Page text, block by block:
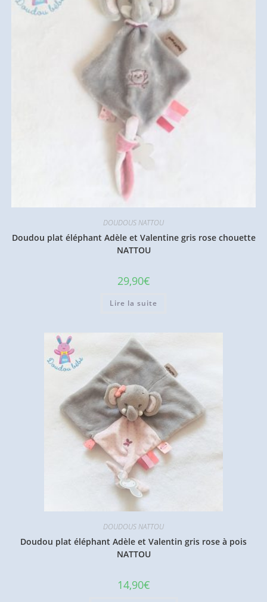
DOUDOUS NATTOU
Doudou plat éléphant Adèle et Valentine gris rose chouette
NATTOU
29,90€
Lire la suite
DOUDOUS NATTOU
Doudou plat éléphant Adèle et Valentin gris rose à pois
NATTOU
14,90€